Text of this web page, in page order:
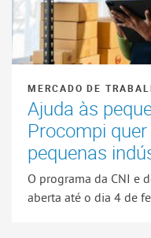
MERCADO DE
Ajuda às
Procompi
pequenas
O programa da CNI e
aberta até o dia 4 de